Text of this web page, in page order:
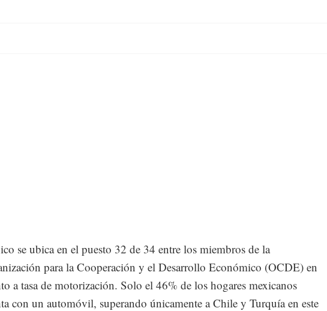
se ubica en el puesto 32 de 34 entre los miembros de la
para la Cooperación y el Desarrollo Económico (OCDE) en
a tasa de motorización. Solo el 46% de los hogares mexicanos
con un automóvil, superando únicamente a Chile y Turquía en este